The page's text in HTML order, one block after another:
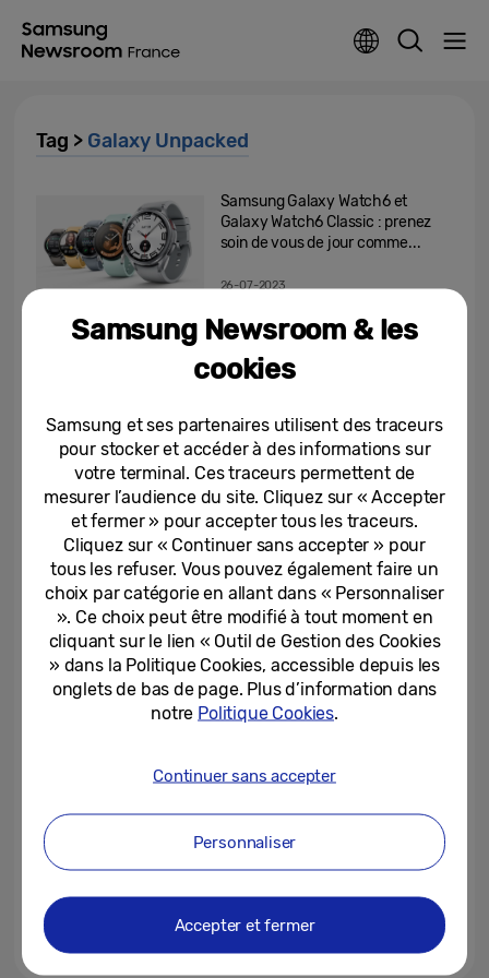
Tag > Galaxy Unpacked
Samsung Galaxy Watch6 et
Galaxy Watch6 Classic : prenez
soin de vous de jour comme...
26-07-2023
Samsung Galaxy Z Flip5 et
entre style et performance
[Edito] Unpacked : de nouveaux
modèles, inspirés par vous
19-07-2023
[Invitation] Galaxy Unpacked
Juillet 2023 : Rejoignez le côté
Flip !
06-07-2023
Samsung présente le nec plus
[Editorial] Préparez-vous : le
18-01-2023
Samsung Newsroom & les
cookies
Samsung et ses partenaires utilisent des traceurs
pour stocker et accéder à des informations sur
votre terminal. Ces traceurs permettent de
mesurer l’audience du site. Cliquez sur « Accepter
et fermer » pour accepter tous les traceurs.
Cliquez sur « Continuer sans accepter » pour
tous les refuser. Vous pouvez également faire un
choix par catégorie en allant dans « Personnaliser
». Ce choix peut être modifié à tout moment en
cliquant sur le lien « Outil de Gestion des Cookies
» dans la Politique Cookies, accessible depuis les
onglets de bas de page. Plus d’information dans
notre Politique Cookies.
Continuer sans accepter
Personnaliser
Accepter et fermer